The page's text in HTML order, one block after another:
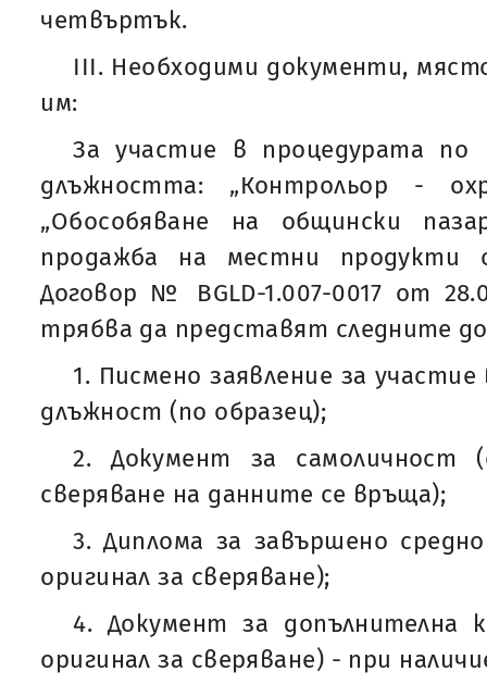
четвъртък.
ІІI. Необходими документи,
им:
За участие в процедурата по
длъжността: „Контрольор -
„Обособяване на общински
продажба на местни продукти
Договор № BGLD-1.007-0017 от
трябва да представят следните
1. Писмено заявление за
длъжност (по образец);
2. Документ за самоличност
сверяване на данните се връща);
3. Диплома за завършено
оригинал за сверяване);
4. Документ за допълнителна
оригинал за сверяване) - при